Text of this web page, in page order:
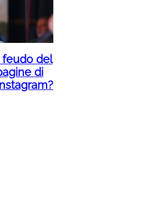
feudo del
di